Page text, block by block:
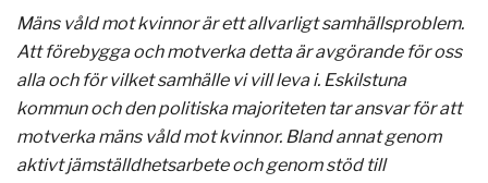
Mäns våld mot kvinnor är ett allvarligt samhällsproblem.
Att förebygga och motverka detta är avgörande för oss
alla och för vilket samhälle vi vill leva i. Eskilstuna
kommun och den politiska majoriteten tar ansvar för att
motverka mäns våld mot kvinnor. Bland annat genom
aktivt jämställdhetsarbete och genom stöd till